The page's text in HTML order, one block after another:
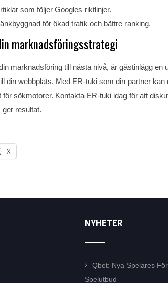
som följer Googles riktlinjer.
för ökad trafik och bättre ranking.
marknadsföringsstrategi
marknadsföring till nästa nivå, är gästinlägg
din webbplats. Med ER-tuki som din partner
för sökmotorer. Kontakta ER-tuki idag för att
ger resultat.
X
NYHETER
Qbet: Nya Spelares
Spelutbud